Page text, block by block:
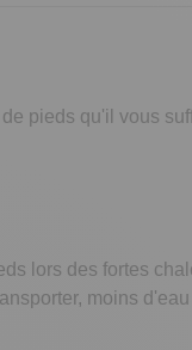
pieds qu'il vous
lors des fortes
moins